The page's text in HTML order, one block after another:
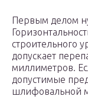
Первым делом
строительного
допускает
миллиметров.
допустимые
шлифовальной